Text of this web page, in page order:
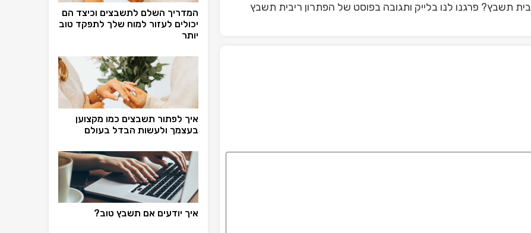
תשבץ? פרגנו לנו בלייק ותגובה בפוסט של הפתרון ריבית תשבץ
המדריך השלם לתשבצים וכיצד הם
יכולים לעזור למוח שלך לתפקד טוב
יותר
איך לפתור תשבצים כמו מקצוען
בעצמך ולעשות הבדל בעולם
איך יודעים אם תשבץ טוב?